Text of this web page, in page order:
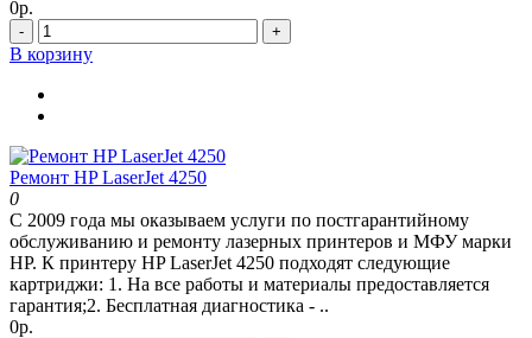
0р.
- +
В корзину
Ремонт HP LaserJet 4250
0
С 2009 года мы оказываем услуги по постгарантийному
обслуживанию и ремонту лазерных принтеров и МФУ марки
HP. К принтеру HP LaserJet 4250 подходят следующие
картриджи: 1. На все работы и материалы предоставляется
гарантия;2. Бесплатная диагностика - ..
0р.